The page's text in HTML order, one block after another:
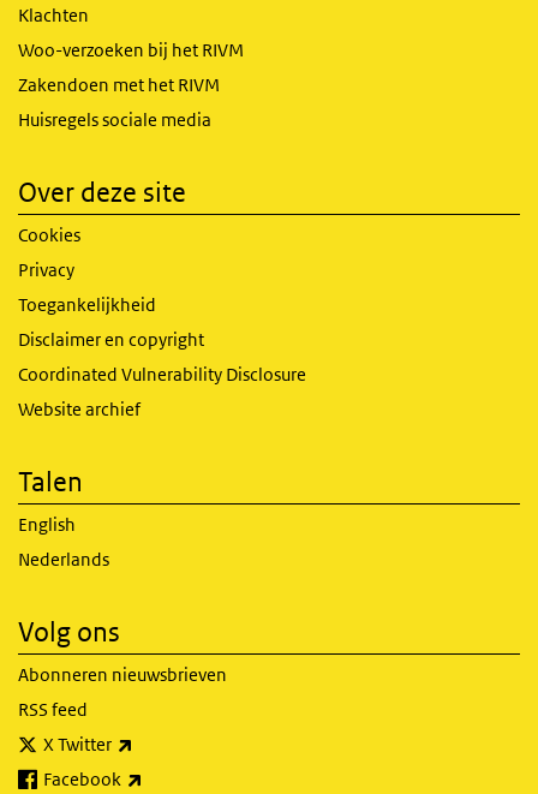
Klachten
Woo-verzoeken bij het RIVM
Zakendoen met het RIVM
Huisregels sociale media
Over deze site
Cookies
Privacy
Toegankelijkheid
Disclaimer en copyright
Coordinated Vulnerability Disclosure
Website archief
Talen
English
Nederlands
Volg ons
Abonneren nieuwsbrieven
RSS feed
X Twitter
Facebook